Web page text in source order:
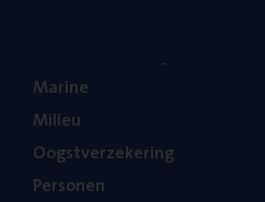
Mari­ne
Mili­eu
Oogst­ver­ze­ke­ring
Per­so­nen